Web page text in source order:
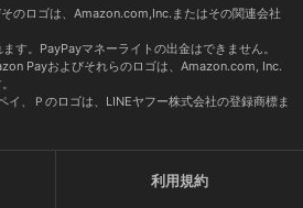
のロゴは、Amazon.com,Inc.またはその関連会社
す。PayPayマネーライトの出金はできません。
Payおよびそれらのロゴは、Amazon.com, Inc.
イ、Ｐのロゴは、LINEヤフー株式会社の登録商標ま
利用規約